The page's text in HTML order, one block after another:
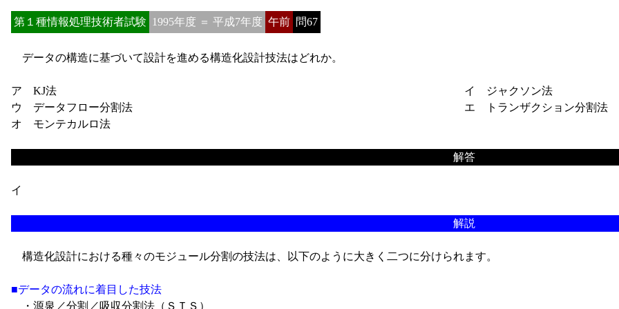
第１種情報処理技術者試験 1995年度 ＝ 平成7年度 午前 問67
データの構造に基づいて設計を進める構造化設計技法はどれか。
ア KJ法
イ ジャクソン法
ウ データフロー分割法
エ トランザクション分割法
オ モンテカルロ法
解答
イ
解説
構造化設計における種々のモジュール分割の技法は、以下のように大きく二つに分けられます。
■データの流れに着目した技法
・源泉／分割／吸収分割法（ＳＴＳ）